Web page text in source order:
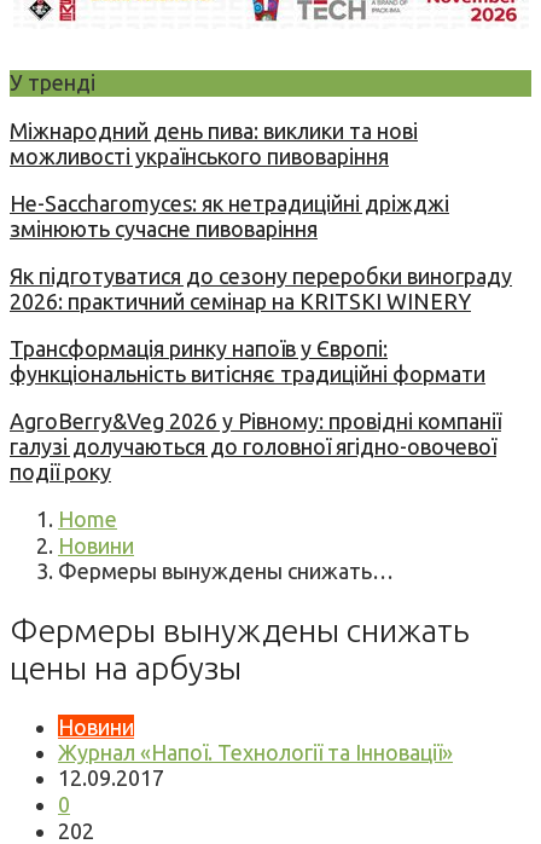
У тренді
Міжнародний день пива: виклики та нові
можливості українського пивоваріння
Не-Saccharomyces: як нетрадиційні дріжджі
змінюють сучасне пивоваріння
Як підготуватися до сезону переробки винограду
2026: практичний семінар на KRITSKI WINERY
Трансформація ринку напоїв у Європі:
функціональність витісняє традиційні формати
AgroBerry&Veg 2026 у Рівному: провідні компанії
галузі долучаються до головної ягідно-овочевої
події року
Home
Новини
Фермеры вынуждены снижать…
Фермеры вынуждены снижать
цены на арбузы
Новини
Журнал «Напої. Технології та Інновації»
12.09.2017
0
202